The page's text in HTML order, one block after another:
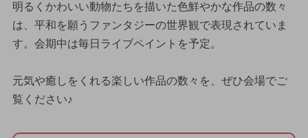
明るくかわいい動物たちを描いた色鮮やかな作品の数々
は、平和を願うファンタジーの世界観で表現されていま
す。会期中は毎日ライブペイントを予定。
元気や癒しをくれる楽しい作品の数々を、ぜひ会場でご
覧ください♪